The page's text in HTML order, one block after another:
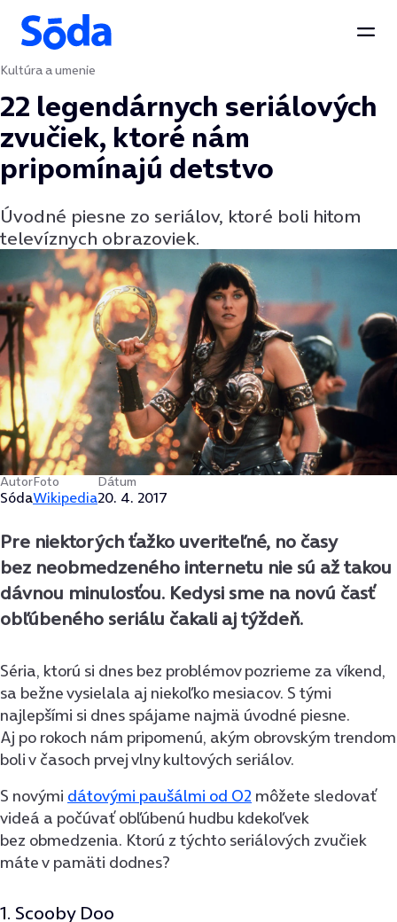
Preskočiť na obsah
Kultúra a umenie
22 legendárnych seriálových
zvučiek, ktoré nám
pripomínajú detstvo
Úvodné piesne zo seriálov, ktoré boli hitom
televíznych obrazoviek.
Autor
Sóda
Foto
Wikipedia
Dátum
20. 4. 2017
Pre niektorých ťažko uveriteľné, no časy
bez neobmedzeného internetu nie sú až takou
dávnou minulosťou. Kedysi sme na novú časť
obľúbeného seriálu čakali aj týždeň.
Séria, ktorú si dnes bez problémov pozrieme za víkend,
sa bežne vysielala aj niekoľko mesiacov. S tými
najlepšími si dnes spájame najmä úvodné piesne.
Aj po rokoch nám pripomenú, akým obrovským trendom
boli v časoch prvej vlny kultových seriálov.
S novými dátovými paušálmi od O2 môžete sledovať
videá a počúvať obľúbenú hudbu kdekoľvek
bez obmedzenia. Ktorú z týchto seriálových zvučiek
máte v pamäti dodnes?
1. Scooby Doo